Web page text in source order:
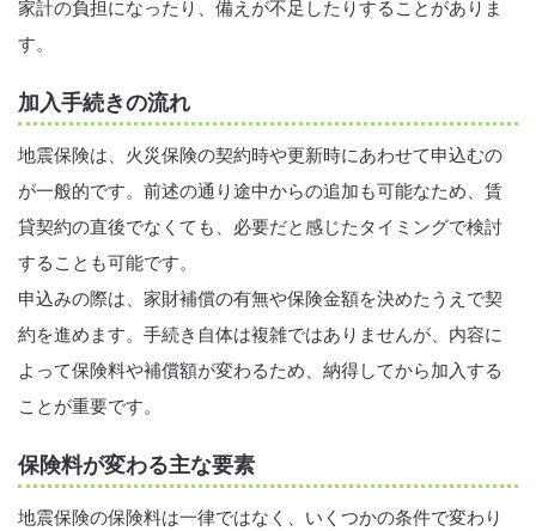
家計の負担になったり、備えが不足したりすることがありま
す。
加入手続きの流れ
地震保険は、火災保険の契約時や更新時にあわせて申込むの
が一般的です。前述の通り途中からの追加も可能なため、賃
貸契約の直後でなくても、必要だと感じたタイミングで検討
することも可能です。
申込みの際は、家財補償の有無や保険金額を決めたうえで契
約を進めます。手続き自体は複雑ではありませんが、内容に
よって保険料や補償額が変わるため、納得してから加入する
ことが重要です。
保険料が変わる主な要素
地震保険の保険料は一律ではなく、いくつかの条件で変わり